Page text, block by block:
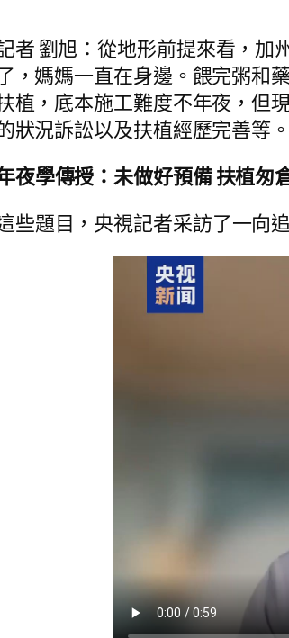
者 劉旭：從地形前提來看，
，媽媽一直在身邊。餵完粥和
植，底本施工難度不年夜，但
狀況訴訟以及扶植經歷完善等。
夜學傳授：未做好預備 扶植匆
些題目，央視記者采訪了一向